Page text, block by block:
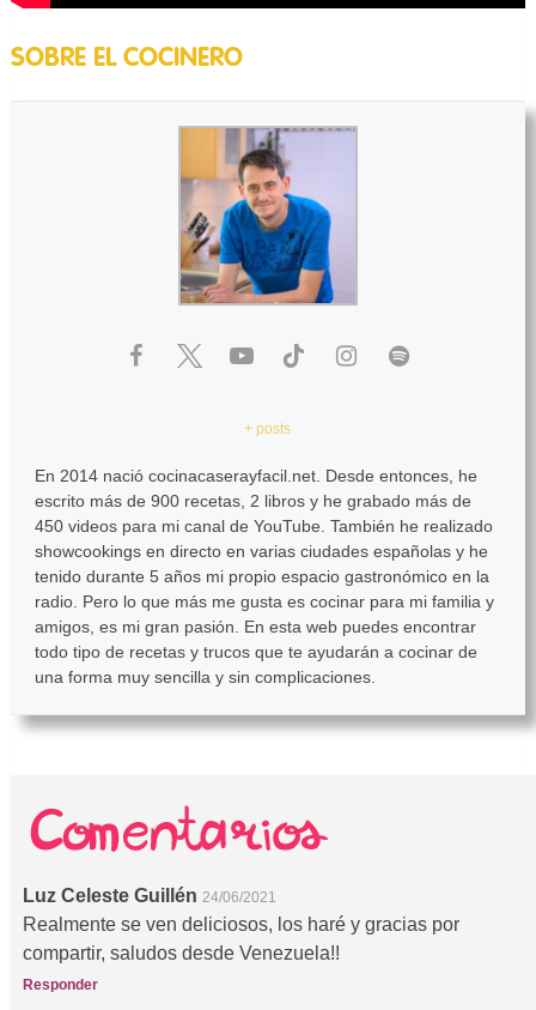
SOBRE EL COCINERO
+ posts
En 2014 nació cocinacaserayfacil.net. Desde entonces, he
escrito más de 900 recetas, 2 libros y he grabado más de
450 videos para mi canal de YouTube. También he realizado
showcookings en directo en varias ciudades españolas y he
tenido durante 5 años mi propio espacio gastronómico en la
radio. Pero lo que más me gusta es cocinar para mi familia y
amigos, es mi gran pasión. En esta web puedes encontrar
todo tipo de recetas y trucos que te ayudarán a cocinar de
una forma muy sencilla y sin complicaciones.
Luz Celeste Guillén 24/06/2021
Realmente se ven deliciosos, los haré y gracias por
compartir, saludos desde Venezuela!!
Responder